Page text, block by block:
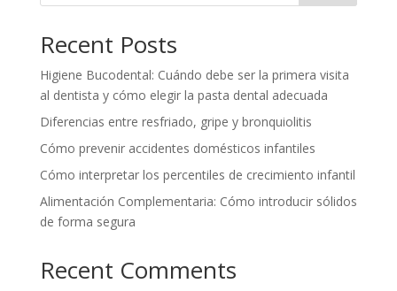
Recent Posts
Higiene Bucodental: Cuándo debe ser la primera visita
al dentista y cómo elegir la pasta dental adecuada
Diferencias entre resfriado, gripe y bronquiolitis
Cómo prevenir accidentes domésticos infantiles
Cómo interpretar los percentiles de crecimiento infantil
Alimentación Complementaria: Cómo introducir sólidos
de forma segura
Recent Comments